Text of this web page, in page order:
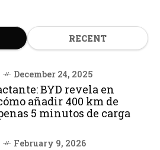
RECENT
December 24, 2025
BYD revela en
añadir 400 km de
5 minutos de carga
February 9, 2026